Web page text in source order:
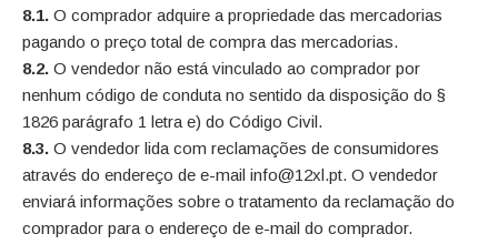
8.1.O comprador adquire a propriedade das mercadorias
pagando o preço total de compra das mercadorias.
8.2.O vendedor não está vinculado ao comprador por
nenhum código de conduta no sentido da disposição do §
1826 parágrafo 1 letra e) do Código Civil.
8.3.O vendedor lida com reclamações de consumidores
através do endereço de e-mail info@12xl.pt. O vendedor
enviará informações sobre o tratamento da reclamação do
comprador para o endereço de e-mail do comprador.